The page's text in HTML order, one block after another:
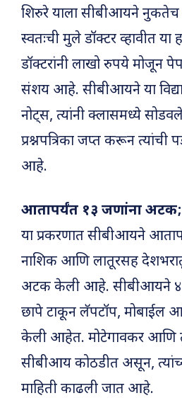
शिरुरे याला सीबीआयने
स्वतःची मुले डॉक्टर व्हावीत या
डॉक्टरांनी लाखो रुपये मोजून
संशय आहे. सीबीआयने या
नोट्स, त्यांनी क्लासमध्ये
प्रश्नपत्रिका जप्त करून
आहे.
आतापर्यंत १३ जणांना
या प्रकरणात सीबीआयने
नाशिक आणि लातूरसह
अटक केली आहे. सीबीआयने ४९
छापे टाकून लॅपटॉप, मोबाईल
केली आहेत. मोटेगावकर आणि
सीबीआय कोठडीत असून,
माहिती काढली जात आहे.